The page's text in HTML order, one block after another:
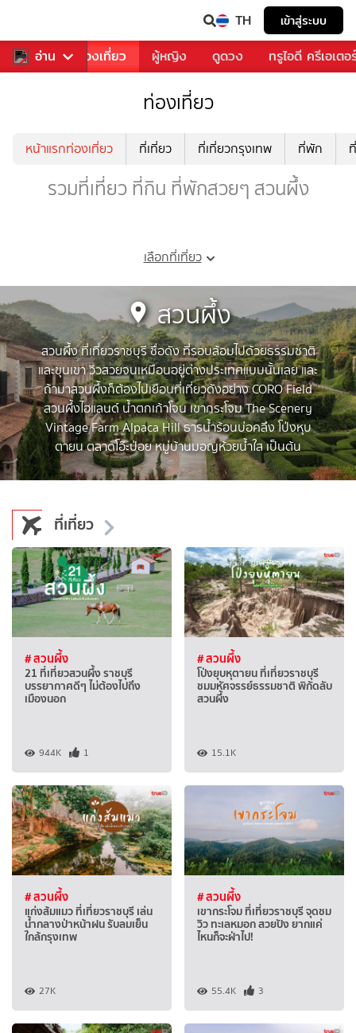
TH เข้าสู่ระบบ
อ่าน
อาหาร ท่องเที่ยว ผู้หญิง ดูดวง ทรูไอดี ครีเอเตอ
ท่องเที่ยว
หน้าแรกท่องเที่ยว ที่เที่ยว ที่เที่ยวกรุงเทพ ที่พัก
รวมที่เที่ยว ที่กิน ที่พักสวยๆ สวนผึ้ง
เลือกที่เที่ยว
สวนผึ้ง
สวนผึ้ง ที่เที่ยวราชบุรี ชื่อดัง ที่รอบล้อมไปด้วยธรรมชาติ
และขุนเขา วิวสวยจนเหมือนอยู่ต่างประเทศแบบนั้นเลย และ
ถ้ามาสวนผึ้งก็ต้องไปเยือนที่เที่ยวดังอย่าง CORO Field
สวนผึ้งไฮแลนด์ น้ำตกเก้าโจน เขากระโจม The Scenery
Vintage Farm Alpaca Hill ธารน้ำร้อนบ่อคลึง โป่งหุบ
ตายน ตลาดโอ๊ะป่อย หมู่บ้านมอญห้วยน้ำใส เป็นต้น
ที่เที่ยว
# สวนผึ้ง
21 ที่เที่ยวสวนผึ้ง ราชบุรี
บรรยากาศดีๆ ไม่ต้องไปถึง
เมืองนอก
944K 1
# สวนผึ้ง
โป่งยุบหุตายน ที่เที่ยวราชบุรี
ชมมหัศจรรย์ธรรมชาติ พิกัดลับ
สวนผึ้ง
15.1K
# สวนผึ้ง
แก่งส้มแมว ที่เที่ยวราชบุรี เล่น
น้ำกลางป่าหน้าฝน รับลมเย็น
ใกล้กรุงเทพ
27K
# สวนผึ้ง
เขากระโจม ที่เที่ยวราชบุรี จุดชม
วิว ทะเลหมอก สวยปัง ยากแค่
ไหนก็จะฝ่าไป!
55.4K 3